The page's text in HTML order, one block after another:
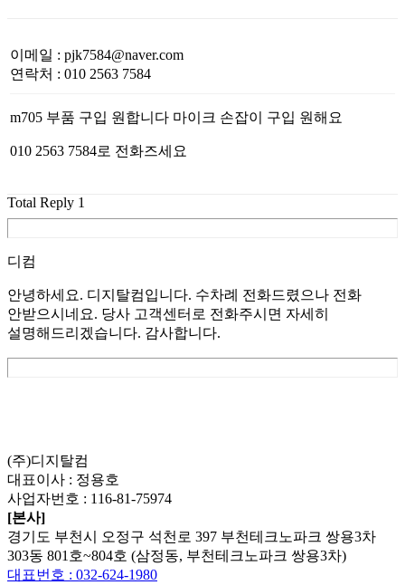
이메일 : pjk7584@naver.com
연락처 : 010 2563 7584
m705 부품 구입 원합니다 마이크 손잡이 구입 원해요
010 2563 7584로 전화즈세요
Total Reply 1
디컴
안녕하세요. 디지탈컴입니다. 수차례 전화드렸으나 전화
안받으시네요. 당사 고객센터로 전화주시면 자세히
설명해드리겠습니다. 감사합니다.
(주)디지탈컴
대표이사 : 정용호
사업자번호 : 116-81-75974
[본사]
경기도 부천시 오정구 석천로 397 부천테크노파크 쌍용3차
303동 801호~804호 (삼정동, 부천테크노파크 쌍용3차)
대표번호 : 032-624-1980